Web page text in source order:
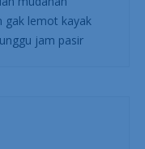
gak lemot kayak
jam pasir